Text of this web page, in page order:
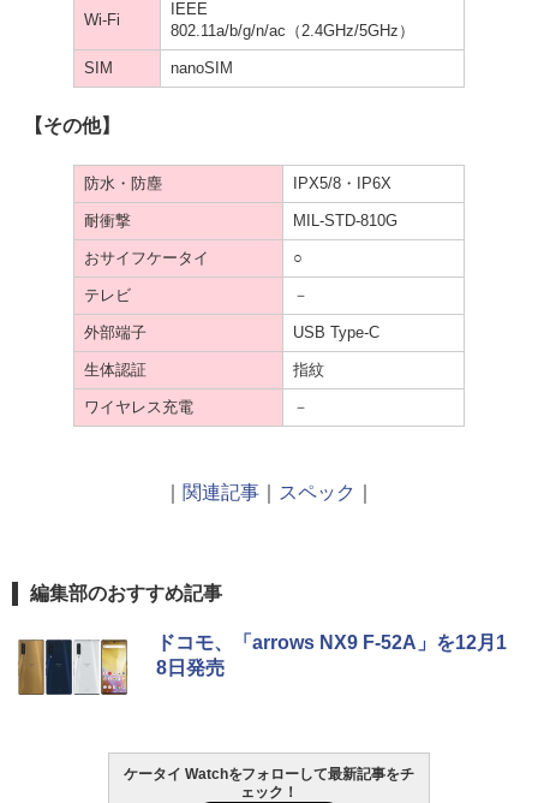
Wi-Fi
IEEE
802.11a/b/g/n/ac（2.4GHz/5GHz）
SIM nanoSIM
【その他】
防水・防塵 IPX5/8・IP6X
耐衝撃 MIL-STD-810G
おサイフケータイ ○
テレビ －
外部端子 USB Type-C
生体認証 指紋
ワイヤレス充電 －
関連記事 スペック
編集部のおすすめ記事
ドコモ、「arrows NX9 F-52A」を12月1
8日発売
ケータイ Watchをフォローして最新記事をチ
ェック！